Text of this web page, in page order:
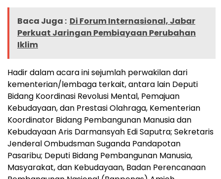
Baca Juga : Di Forum Internasional, Jabar
Perkuat Jaringan Pembiayaan Perubahan
Iklim
Hadir dalam acara ini sejumlah perwakilan dari
kementerian/lembaga terkait, antara lain Deputi
Bidang Koordinasi Revolusi Mental, Pemajuan
Kebudayaan, dan Prestasi Olahraga, Kementerian
Koordinator Bidang Pembangunan Manusia dan
Kebudayaan Aris Darmansyah Edi Saputra; Sekretaris
Jenderal Ombudsman Suganda Pandapotan
Pasaribu; Deputi Bidang Pembangunan Manusia,
Masyarakat, dan Kebudayaan, Badan Perencanaan